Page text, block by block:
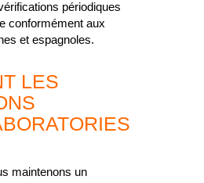
périodiques
conformément aux
et espagnoles.
LES
maintenons un